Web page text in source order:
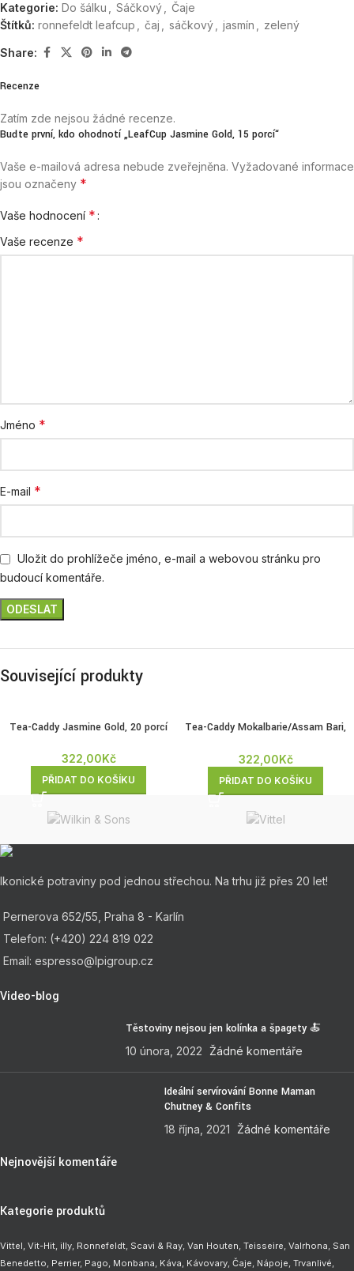
Kategorie: Do šálku Sáčkový
Čaje
Štítků: ronnefeldt leafcup čaj sáčkový jasmín zelený
Share:
Recenze
Zatím zde nejsou žádné recenze.
Buďte první, kdo ohodnotí „LeafCup Jasmine Gold, 15 porcí“
Vaše e-mailová adresa nebude zveřejněna. Vyžadované informace
jsou označeny *
Vaše hodnocení *
Vaše recenze *
Jméno *
E-mail *
Uložit do prohlížeče jméno, e-mail a webovou stránku pro
budoucí komentáře.
Související produkty
Tea-Caddy Jasmine Gold, 20 porcí
322,00Kč
PŘIDAT DO KOŠÍKU
Tea-Caddy Mokalbarie/Assam Bari,
322,00Kč
PŘIDAT DO KOŠÍKU
Ikonické potraviny pod jednou střechou. Na trhu již přes 20 let!
Pernerova 652/55, Praha 8 - Karlín
Telefon: (+420) 224 819 022
Email: espresso@lpigroup.cz
Video-blog
Těstoviny nejsou jen kolínka a špagety 🍝
10 února, 2022 Žádné komentáře
Ideální servírování Bonne Maman
Chutney & Confits
18 října, 2021 Žádné komentáře
Nejnovější komentáře
Kategorie produktů
Vittel, Vit-Hit illy Ronnefeldt Scavi & Ray Van Houten Teisseire Valrhona San
Benedetto Perrier, Pago Monbana Káva Kávovary Čaje Nápoje Trvanlivé